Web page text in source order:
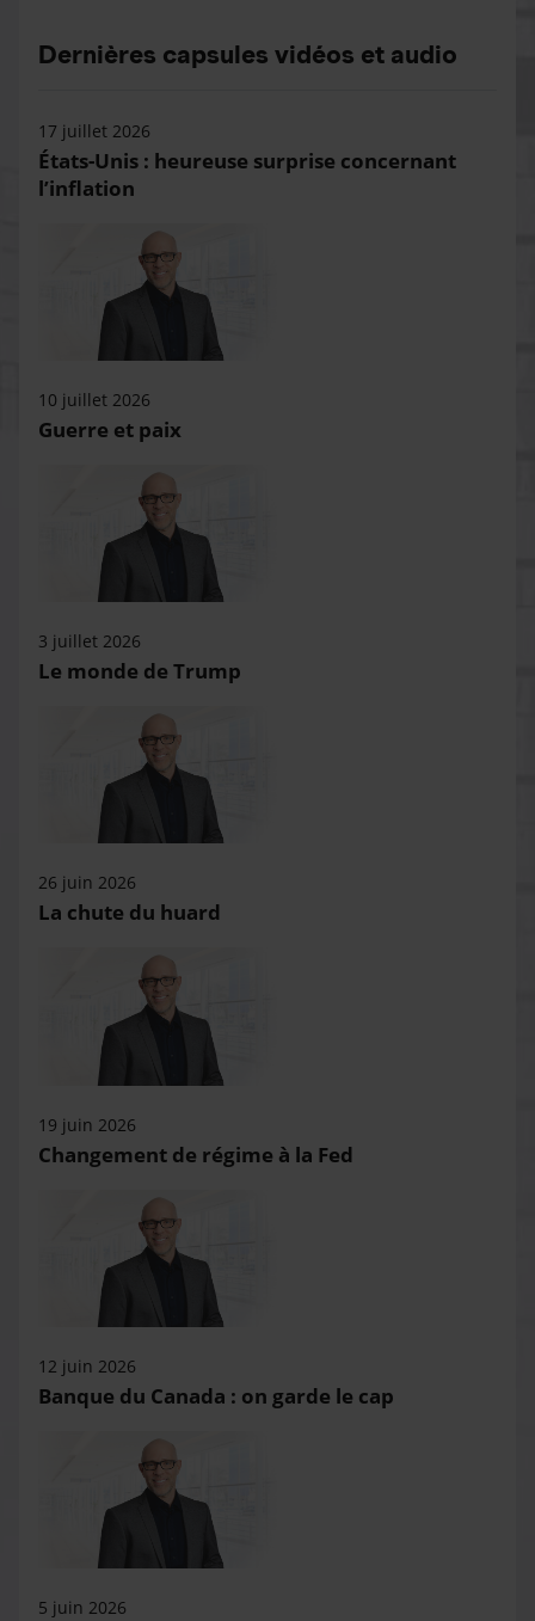
Dernières capsules vidéos et audio
17 juillet 2026
États-Unis : heureuse surprise concernant
l’inflation
10 juillet 2026
Guerre et paix
3 juillet 2026
Le monde de Trump
26 juin 2026
La chute du huard
19 juin 2026
Changement de régime à la Fed
12 juin 2026
Banque du Canada : on garde le cap
5 juin 2026